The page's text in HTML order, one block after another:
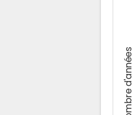
Nombre d'années